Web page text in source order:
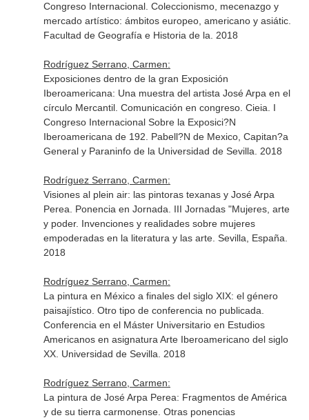
Congreso Internacional. Coleccionismo, mecenazgo y
mercado artístico: ámbitos europeo, americano y asiátic.
Facultad de Geografía e Historia de la. 2018
Rodríguez Serrano, Carmen:
Exposiciones dentro de la gran Exposición
Iberoamericana: Una muestra del artista José Arpa en el
círculo Mercantil. Comunicación en congreso. Cieia. I
Congreso Internacional Sobre la Exposici?N
Iberoamericana de 192. Pabell?N de Mexico, Capitan?a
General y Paraninfo de la Universidad de Sevilla. 2018
Rodríguez Serrano, Carmen:
Visiones al plein air: las pintoras texanas y José Arpa
Perea. Ponencia en Jornada. III Jornadas "Mujeres, arte
y poder. Invenciones y realidades sobre mujeres
empoderadas en la literatura y las arte. Sevilla, España.
2018
Rodríguez Serrano, Carmen:
La pintura en México a finales del siglo XIX: el género
paisajístico. Otro tipo de conferencia no publicada.
Conferencia en el Máster Universitario en Estudios
Americanos en asignatura Arte Iberoamericano del siglo
XX. Universidad de Sevilla. 2018
Rodríguez Serrano, Carmen:
La pintura de José Arpa Perea: Fragmentos de América
y de su tierra carmonense. Otras ponencias